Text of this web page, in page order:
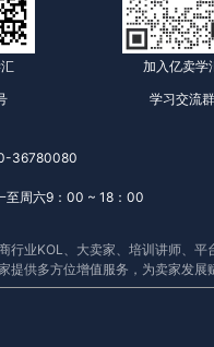
加入亿卖学
学习交流群
36780080
至周六9：00 ~ 18：00
行业KOL、大卖家、培训讲师、平
供多方位增值服务，为卖家发展